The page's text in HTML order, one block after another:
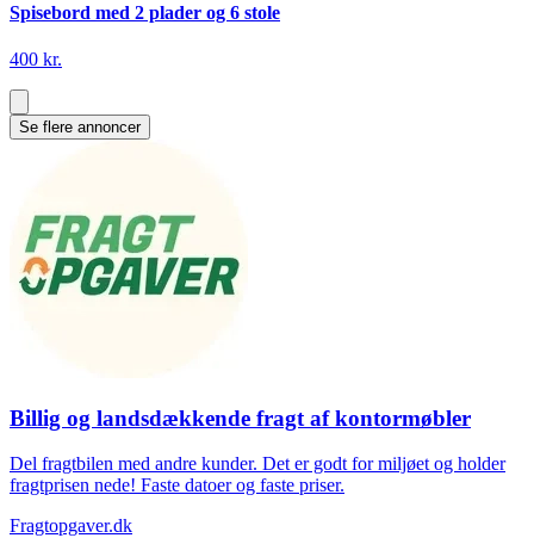
Spisebord med 2 plader og 6 stole
400 kr.
Se flere annoncer
Billig og landsdækkende fragt af kontormøbler
Del fragtbilen med andre kunder. Det er godt for miljøet og holder
fragtprisen nede! Faste datoer og faste priser.
Fragtopgaver.dk